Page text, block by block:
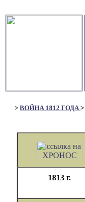
> ВОЙНА 1812 ГОДА>
1813 г.